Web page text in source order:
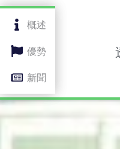
概述
優勢
新聞
概述
優勢
新聞